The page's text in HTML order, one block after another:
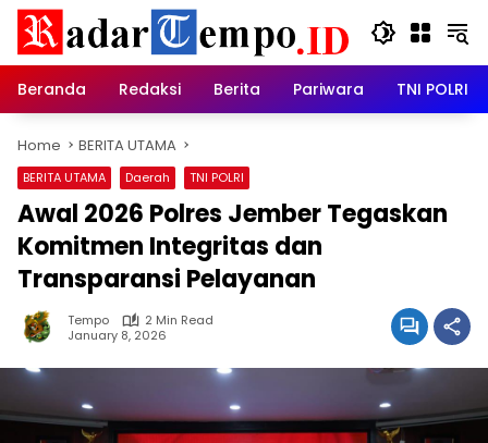
Skip
content
Beranda
Redaksi Berita Pariwara TNI POLRI
Home BERITA UTAMA
BERITA UTAMA Daerah TNI POLRI
Awal 2026 Polres Jember Tegaskan
Komitmen Integritas dan
Transparansi Pelayanan
Tempo
2 Min Read
January 8, 2026